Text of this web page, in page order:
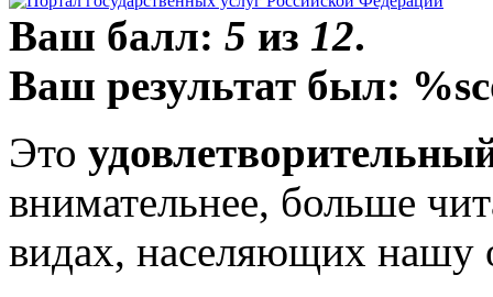
Ваш балл: 5 из 12.
Ваш результат был:
Это
внимательнее, больше
видах, населяющих нашу